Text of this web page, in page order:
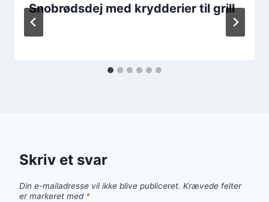
Snobrødsdej med krydderier til grill
Skriv et svar
Din e-mailadresse vil ikke blive publiceret. Krævede felter
er markeret med *